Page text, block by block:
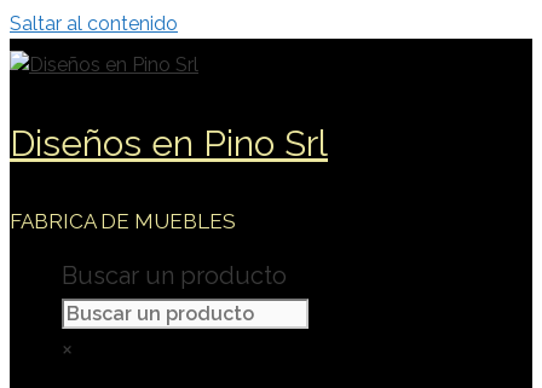
Saltar al contenido
Diseños en Pino Srl
FABRICA DE MUEBLES
Buscar un producto
×